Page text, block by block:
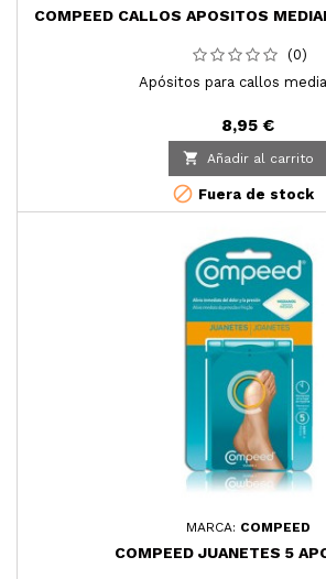
COMPEED CALLOS APOSITOS
(0)
Apósitos para callos
8,95 €
 Añadir al carrito
 Fuera de stock
MARCA: COMPEED
COMPEED JUANETES 5